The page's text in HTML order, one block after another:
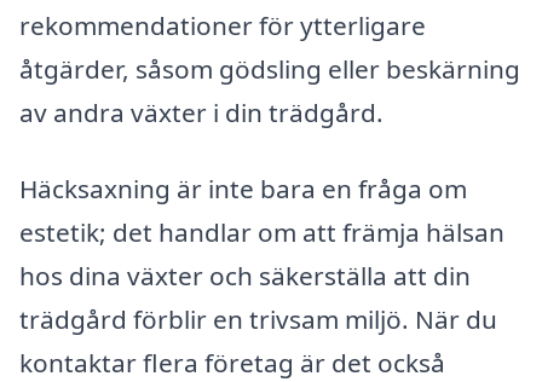
rekommendationer för ytterligare
åtgärder, såsom gödsling eller beskärning
av andra växter i din trädgård.
Häcksaxning är inte bara en fråga om
estetik; det handlar om att främja hälsan
hos dina växter och säkerställa att din
trädgård förblir en trivsam miljö. När du
kontaktar flera företag är det också